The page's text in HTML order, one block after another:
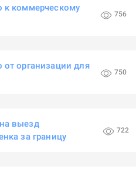
к коммерческому
756
организации для
750
выезд
за границу
722